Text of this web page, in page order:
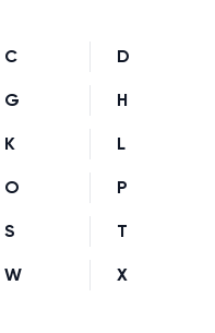
C D
G H
K L
O P
S T
W X